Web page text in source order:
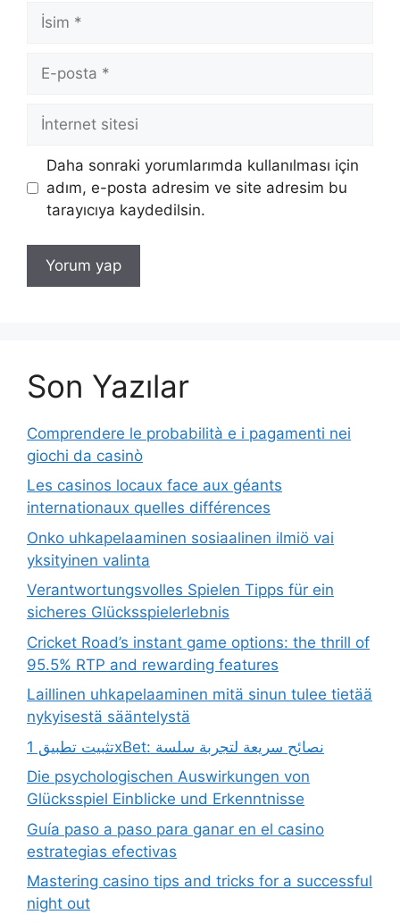
İsim
posta
İnternet
Daha sonraki yorumlarımda kullanılması için
adım, e-posta adresim ve site adresim bu
tarayıcıya kaydedilsin.
Son Yazılar
Comprendere le probabilità e i pagamenti nei
giochi da casinò
Les casinos locaux face aux géants
internationaux quelles différences
Onko uhkapelaaminen sosiaalinen ilmiö vai
yksityinen valinta
Verantwortungsvolles Spielen Tipps für ein
sicheres Glücksspielerlebnis
Cricket Road’s instant game options: the thrill of
95.5% RTP and rewarding features
Laillinen uhkapelaaminen mitä sinun tulee tietää
nykyisestä sääntelystä
تثبيت تطبيق 1xBet: نصائح سريعة لتجربة سلسة
Die psychologischen Auswirkungen von
Glücksspiel Einblicke und Erkenntnisse
Guía paso a paso para ganar en el casino
estrategias efectivas
Mastering casino tips and tricks for a successful
night out